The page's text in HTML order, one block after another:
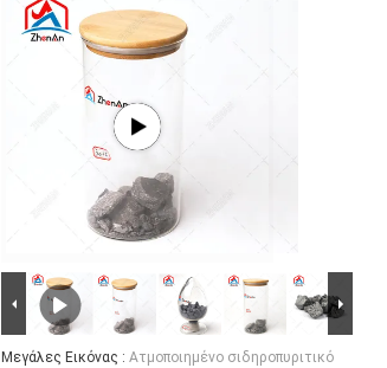
Μεγάλες Εικόνας : Ατμοποιημένο σιδηροπυριτικό